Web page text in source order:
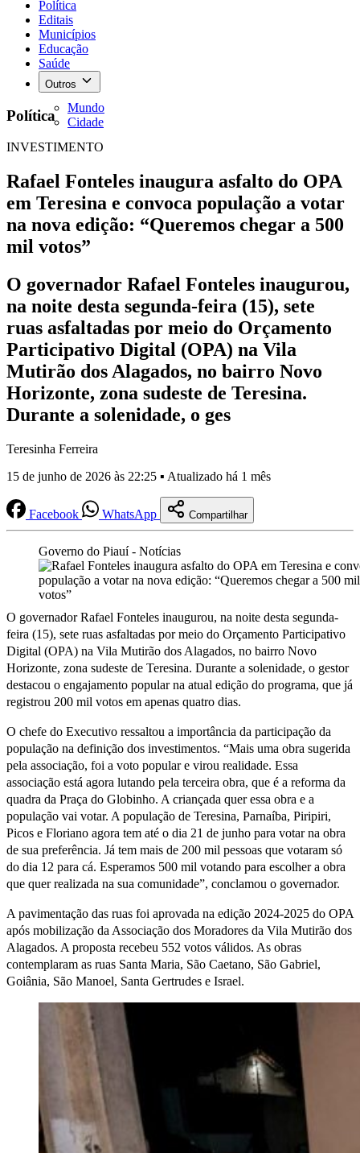
Política
Editais
Municípios
Educação
Saúde
Outros
Mundo
Cidade
Política
INVESTIMENTO
Rafael Fonteles inaugura asfalto do OPA
em Teresina e convoca população a votar
na nova edição: “Queremos chegar a 500
mil votos”
O governador Rafael Fonteles inaugurou,
na noite desta segunda-feira (15), sete
ruas asfaltadas por meio do Orçamento
Participativo Digital (OPA) na Vila
Mutirão dos Alagados, no bairro Novo
Horizonte, zona sudeste de Teresina.
Durante a solenidade, o ges
Teresinha Ferreira
15 de junho de 2026 às 22:25 ▪ Atualizado há 1 mês
Facebook WhatsApp Compartilhar
Governo do Piauí - Notícias
O governador Rafael Fonteles inaugurou, na noite desta segunda-
feira (15), sete ruas asfaltadas por meio do Orçamento Participativo
Digital (OPA) na Vila Mutirão dos Alagados, no bairro Novo
Horizonte, zona sudeste de Teresina. Durante a solenidade, o gestor
destacou o engajamento popular na atual edição do programa, que já
registrou 200 mil votos em apenas quatro dias.
O chefe do Executivo ressaltou a importância da participação da
população na definição dos investimentos. “Mais uma obra sugerida
pela associação, foi a voto popular e virou realidade. Essa
associação está agora lutando pela terceira obra, que é a reforma da
quadra da Praça do Globinho. A criançada quer essa obra e a
população vai votar. A população de Teresina, Parnaíba, Piripiri,
Picos e Floriano agora tem até o dia 21 de junho para votar na obra
de sua preferência. Já tem mais de 200 mil pessoas que votaram só
do dia 12 para cá. Esperamos 500 mil votando para escolher a obra
que quer realizada na sua comunidade”, conclamou o governador.
A pavimentação das ruas foi aprovada na edição 2024-2025 do OPA
após mobilização da Associação dos Moradores da Vila Mutirão dos
Alagados. A proposta recebeu 552 votos válidos. As obras
contemplaram as ruas Santa Maria, São Caetano, São Gabriel,
Goiânia, São Manoel, Santa Gertrudes e Israel.